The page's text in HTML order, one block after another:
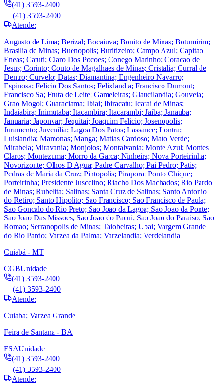
(41) 3593-2400
(41) 3593-2400
Atende:
Augusto de Lima; Berizal; Bocaiuva; Bonito de Minas; Botumirim;
Brasilia de Minas; Buenopolis; Buritizeiro; Campo Azul; Capitao
Eneas; Catuti; Claro Dos Pocoes; Conego Marinho; Coracao de
Jesus; Corinto; Couto de Magalhaes de Minas; Cristalia; Curral de
Dentro; Curvelo; Datas; Diamantina; Engenheiro Navarro;
Espinosa; Felicio Dos Santos; Felixlandia; Francisco Dumont;
Francisco Sa; Fruta de Leite; Gameleiras; Glaucilandia; Gouveia;
Grao Mogol; Guaraciama; Ibiai; Ibiracatu; Icarai de Minas;
Indaiabira; Inimutaba; Itacambira; Itacarambi; Jaiba; Janauba;
Januaria; Japonvar; Jequitai; Joaquim Felicio; Josenopolis;
Juramento; Juvenilia; Lagoa Dos Patos; Lassance; Lontra;
Luislandia; Mamonas; Manga; Matias Cardoso; Mato Verde;
Mirabela; Miravania; Monjolos; Montalvania; Monte Azul; Montes
Claros; Montezuma; Morro da Garca; Ninheira; Nova Porteirinha;
Novorizonte; Olhos D Agua; Padre Carvalho; Pai Pedro; Patis;
Pedras de Maria da Cruz; Pintopolis; Pirapora; Ponto Chique;
Porteirinha; Presidente Juscelino; Riacho Dos Machados; Rio Pardo
de Minas; Rubelita; Salinas; Santa Cruz de Salinas; Santo Antonio
do Retiro; Santo Hipolito; Sao Francisco; Sao Francisco de Paula;
Sao Goncalo do Rio Preto; Sao Joao da Lagoa; Sao Joao da Ponte;
Sao Joao Das Missoes; Sao Joao do Pacui; Sao Joao do Paraiso; Sao
Romao; Serranopolis de Minas; Taiobeiras; Ubai; Vargem Grande
do Rio Pardo; Varzea da Palma; Varzelandia; Verdelandia
Cuiabá - MT
CGBUnidade
(41) 3593-2400
(41) 3593-2400
Atende:
Cuiaba; Varzea Grande
Feira de Santana - BA
FSAUnidade
(41) 3593-2400
(41) 3593-2400
Atende: